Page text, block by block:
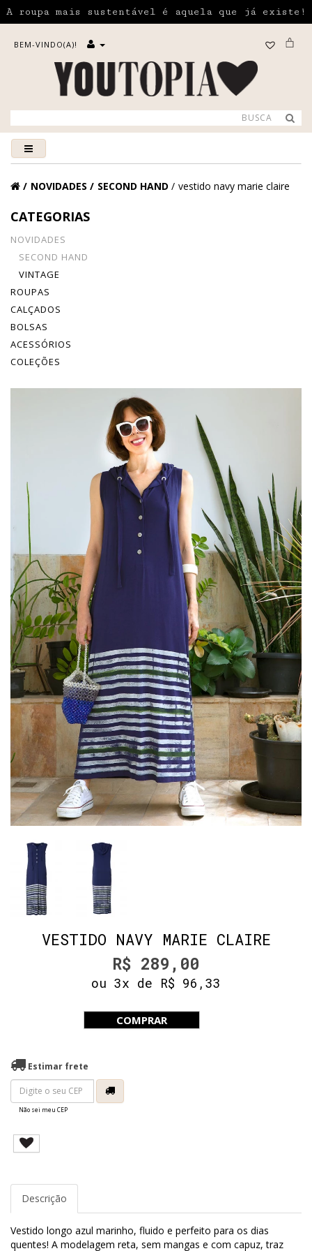
A roupa mais sustentável é aquela que já existe!
BEM-VINDO(A)!
NOVIDADES SECOND HAND vestido navy marie claire
CATEGORIAS
NOVIDADES
SECOND HAND
VINTAGE
ROUPAS
CALÇADOS
BOLSAS
ACESSÓRIOS
COLEÇÕES
VESTIDO NAVY MARIE CLAIRE
R$ 289,00
ou 3x de R$ 96,33
COMPRAR
Estimar frete
Não sei meu CEP
Descrição
Vestido longo azul marinho, fluido e perfeito para os dias
quentes! A modelagem reta, sem mangas e com capuz, traz